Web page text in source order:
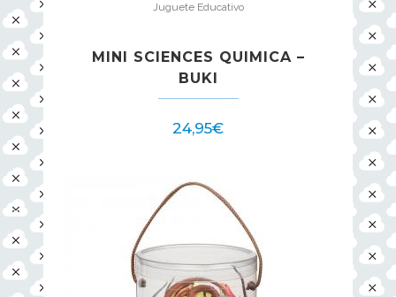
Juguete Educativo
MINI SCIENCES QUIMICA –
BUKI
24,95€